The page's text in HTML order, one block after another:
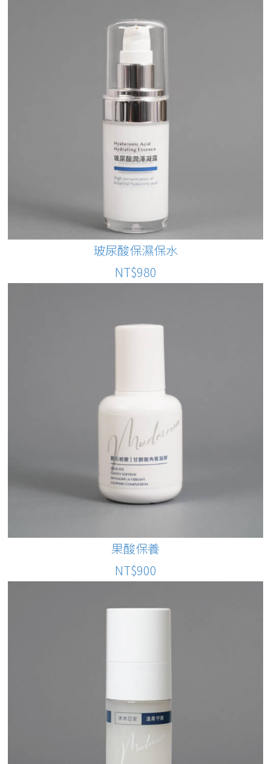
玻尿酸保濕保水
NT$980
果酸保養
NT$900